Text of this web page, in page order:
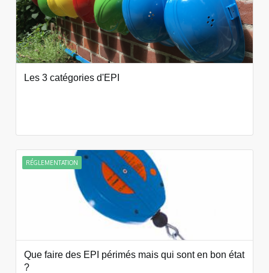
Les 3 catégories d'EPI
RÉGLEMENTATION
Que faire des EPI périmés mais qui sont en bon état
?